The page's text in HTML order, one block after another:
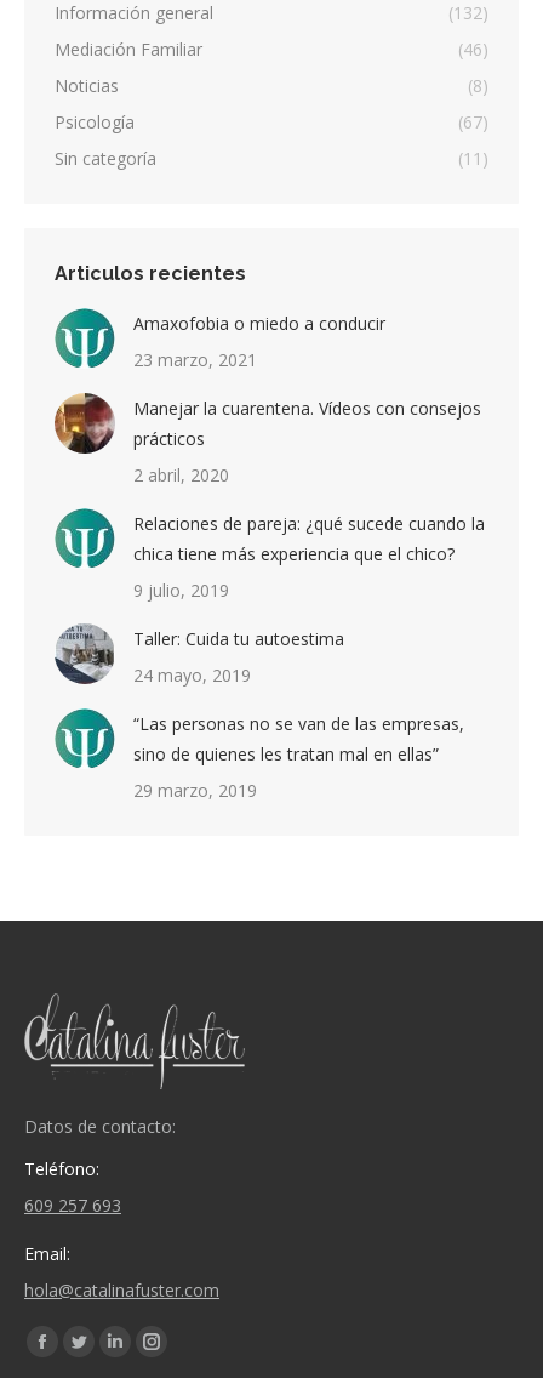
Información general
(132)
Mediación Familiar
(46)
Noticias
(8)
Psicología
(67)
Sin categoría
(11)
Articulos recientes
Amaxofobia o miedo a conducir
23 marzo, 2021
Manejar la cuarentena. Vídeos con consejos
prácticos
2 abril, 2020
Relaciones de pareja: ¿qué sucede cuando la
chica tiene más experiencia que el chico?
9 julio, 2019
Taller: Cuida tu autoestima
24 mayo, 2019
“Las personas no se van de las empresas,
sino de quienes les tratan mal en ellas”
29 marzo, 2019
Datos de contacto:
Teléfono:
609 257 693
Email:
hola@catalinafuster.com
Encuéntranos en:
Facebook
TwitterLinkedinInstagram